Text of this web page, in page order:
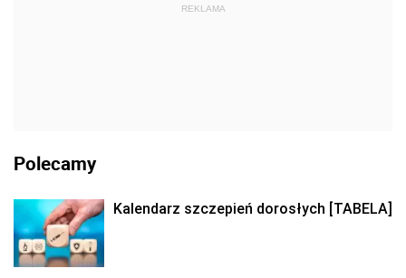
REKLAMA
Polecamy
Kalendarz szczepień dorosłych [TABELA]